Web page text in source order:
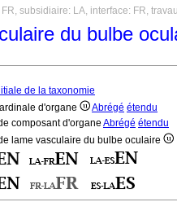
subsidiaire: LA, interface: FR,
du bulbe
de la taxonomie
d'organe Abrégé étendu
composant d'organe Abrégé étendu
lame vasculaire du bulbe oculaire